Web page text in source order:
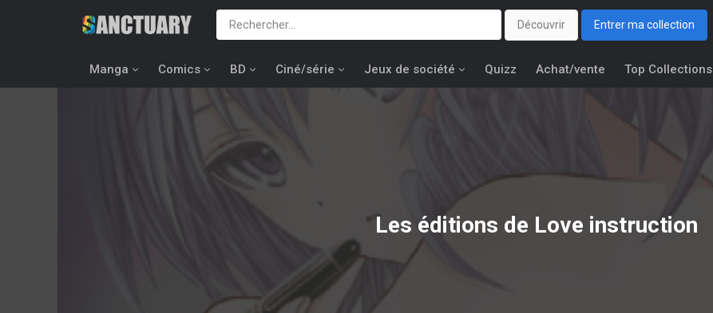
Découvrir Entrer ma collection
Manga Comics BD Ciné/série Jeux de société Quizz Achat/vente Top Collections
Les éditions de Love instruction